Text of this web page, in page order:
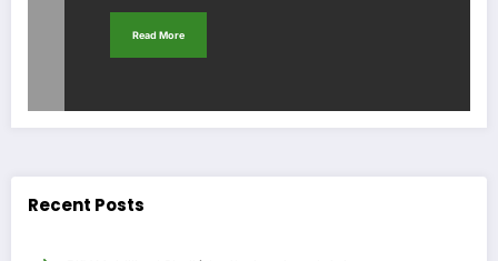
Read More
Recent Posts